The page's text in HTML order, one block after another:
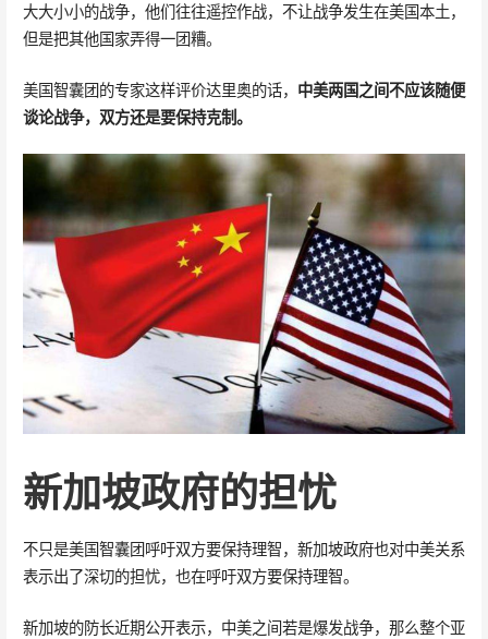
大大小小的战争，他们往往遥控作战，不让战争发生在美国本土，
但是把其他国家弄得一团糟。
美国智囊团的专家这样评价达里奥的话， 中美两国之间不应该随便
谈论战争，双方还是要保持克制。
新加坡政府的担忧
不只是美国智囊团呼吁双方要保持理智，新加坡政府也对中美关系
表示出了深切的担忧，也在呼吁双方要保持理智。
新加坡的防长近期公开表示，中美之间若是爆发战争，那么整个亚